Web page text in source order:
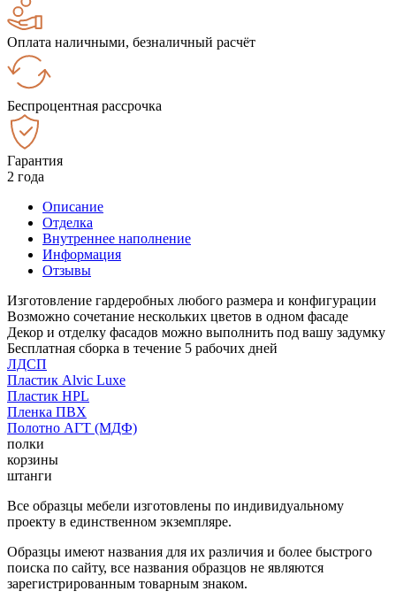
Оплата наличными, безналичный расчёт
Беспроцентная рассрочка
Гарантия
2 года
Описание
Отделка
Внутреннее наполнение
Информация
Отзывы
Изготовление гардеробных любого размера и конфигурации
Возможно сочетание нескольких цветов в одном фасаде
Декор и отделку фасадов можно выполнить под вашу задумку
Бесплатная сборка в течение 5 рабочих дней
ЛДСП
Пластик Alvic Luxe
Пластик HPL
Пленка ПВХ
Полотно АГТ (МДФ)
полки
корзины
штанги
Все образцы мебели изготовлены по индивидуальному
проекту в единственном экземпляре.
Образцы имеют названия для их различия и более быстрого
поиска по сайту, все названия образцов не являются
зарегистрированным товарным знаком.